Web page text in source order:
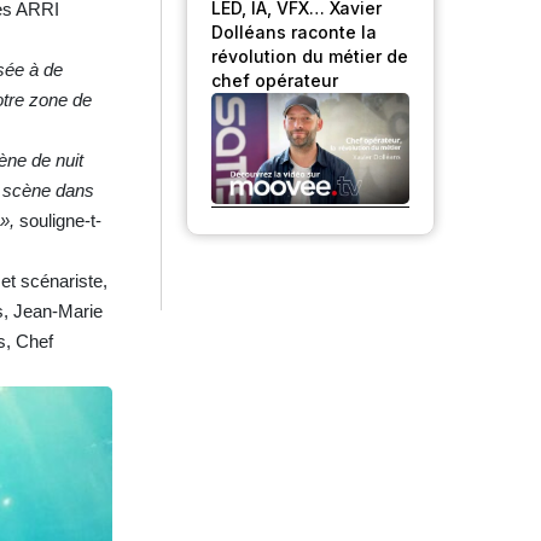
ARRI
à de
zone de
de nuit
dans
»,souligne-t-
scénariste,
Jean-Marie
Chef
LED, IA, VFX… Xavier
Dolléans raconte la
révolution du métier de
chef opérateur